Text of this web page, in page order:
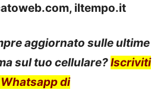
iltempo.it
aggiornato sulle ultime
sul tuo cellulare?Iscriviti
di